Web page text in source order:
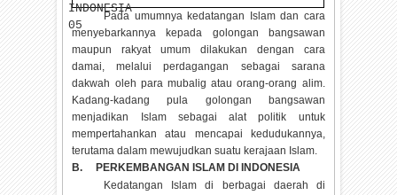
INDONESIA
05
Pada umumnya kedatangan Islam dan cara
menyebarkannya kepada golongan bangsawan
maupun rakyat umum dilakukan dengan cara
damai, melalui perdagangan sebagai sarana
dakwah oleh para mubalig atau orang-orang alim.
Kadang-kadang pula golongan bangsawan
menjadikan Islam sebagai alat politik untuk
mempertahankan atau mencapai kedudukannya,
terutama dalam mewujudkan suatu kerajaan Islam.
B.
PERKEMBANGAN ISLAM DI INDONESIA
Kedatangan Islam di berbagai daerah di